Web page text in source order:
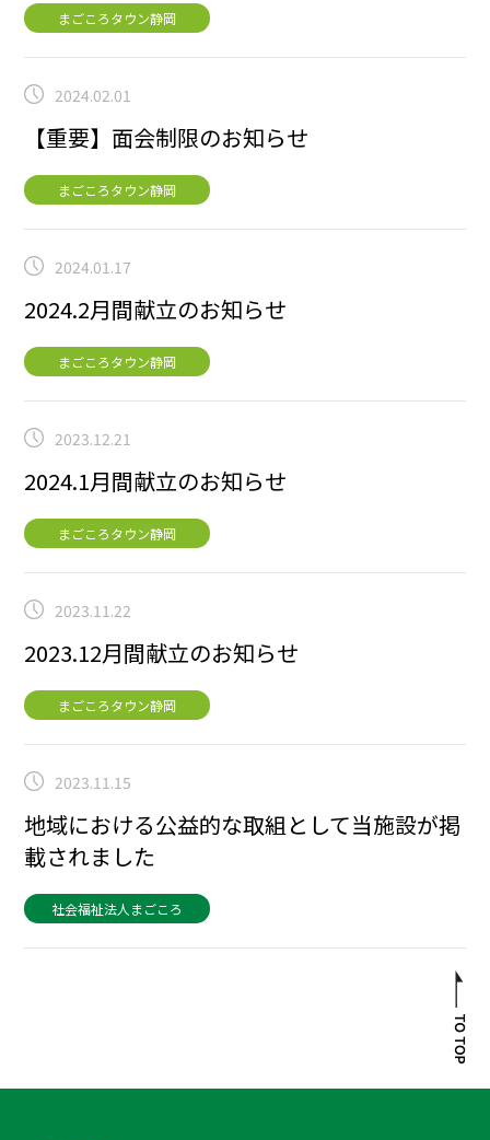
まごころタウン静岡
2024.02.01
【重要】面会制限のお知らせ
まごころタウン静岡
2024.01.17
2024.2月間献立のお知らせ
まごころタウン静岡
2023.12.21
2024.1月間献立のお知らせ
まごころタウン静岡
2023.11.22
2023.12月間献立のお知らせ
まごころタウン静岡
2023.11.15
地域における公益的な取組として当施設が掲
載されました
社会福祉法人まごころ